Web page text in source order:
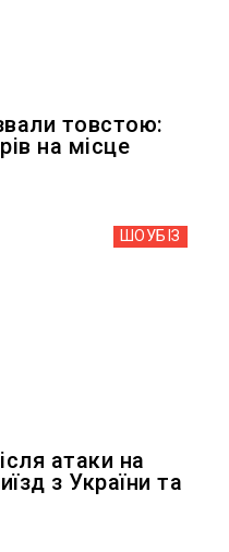
товстою:
на місце
ШОУБIЗ
атаки на
з України та